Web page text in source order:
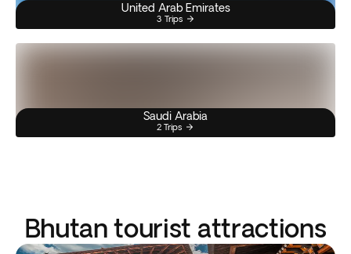
United Arab Emirates
3 Trips
Saudi Arabia
2 Trips
Bhutan tourist attractions